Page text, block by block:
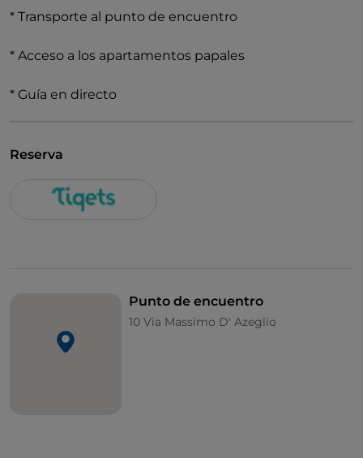
* Transporte al punto de encuentro
* Acceso a los apartamentos papales
* Guía en directo
Reserva
Punto de encuentro
10 Via Massimo D' Azeglio